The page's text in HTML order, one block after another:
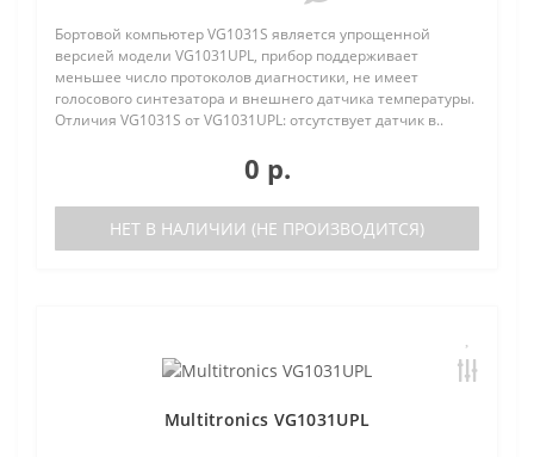
Бортовой компьютер VG1031S является упрощенной
версией модели VG1031UPL, прибор поддерживает
меньшее число протоколов диагностики, не имеет
голосового синтезатора и внешнего датчика температуры.
Отличия VG1031S от VG1031UPL: отсутствует датчик в..
0 р.
НЕТ В НАЛИЧИИ (НЕ ПРОИЗВОДИТСЯ)
Multitronics VG1031UPL